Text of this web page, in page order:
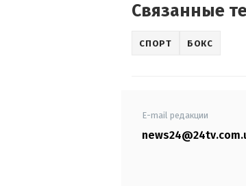
Связанные
СПОРТ БОКС
E-mail редакции